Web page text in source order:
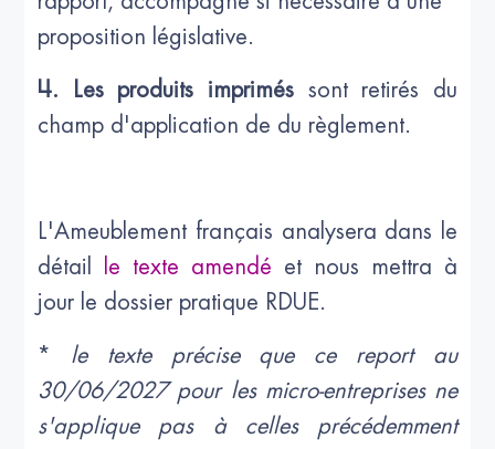
proposition législative.
4. Les produits imprimés sont retirés du
champ d'application de du règlement.
L'Ameublement français analysera dans le
détail
le texte amendé et nous mettra à
jour le dossier pratique RDUE.
*
le texte précise que ce report au
30/06/2027 pour les micro-entreprises ne
s'applique pas à celles précédemment